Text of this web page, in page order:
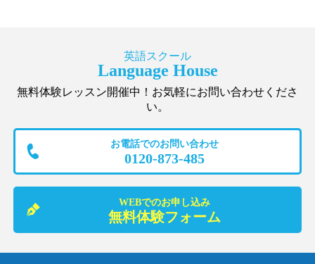
英語スクール
Language House
無料体験レッスン開催中！お気軽にお問い合わせくださ
い。
お電話でのお問い合わせ
0120-873-485
WEBでのお申し込み
無料体験フォーム